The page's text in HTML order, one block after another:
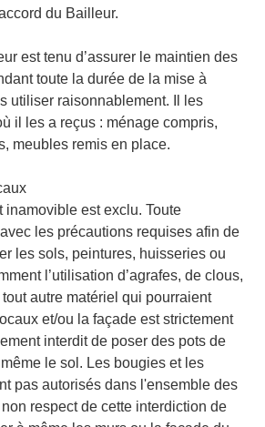
du Bailleur.
est tenu d’assurer le maintien des
toute la durée de la mise à
utiliser raisonnablement. Il les
il les a reçus : ménage compris,
meubles remis en place.
inamovible est exclu. Toute
les précautions requises afin de
les sols, peintures, huisseries ou
l’utilisation d’agrafes, de clous,
autre matériel qui pourraient
et/ou la façade est strictement
interdit de poser des pots de
le sol. Les bougies et les
pas autorisés dans l'ensemble des
respect de cette interdiction de